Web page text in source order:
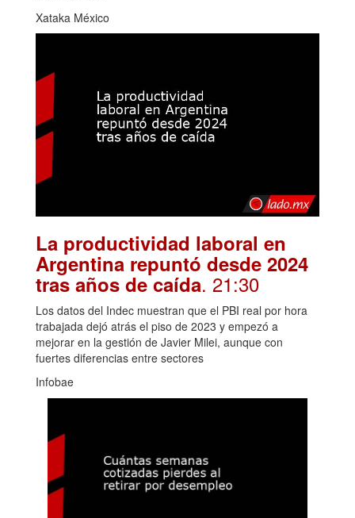
Xataka México
La productividad laboral en
Argentina repuntó desde 2024
tras años de caída. 21:30
Los datos del Indec muestran que el PBI real por hora
trabajada dejó atrás el piso de 2023 y empezó a
mejorar en la gestión de Javier Milei, aunque con
fuertes diferencias entre sectores
Infobae